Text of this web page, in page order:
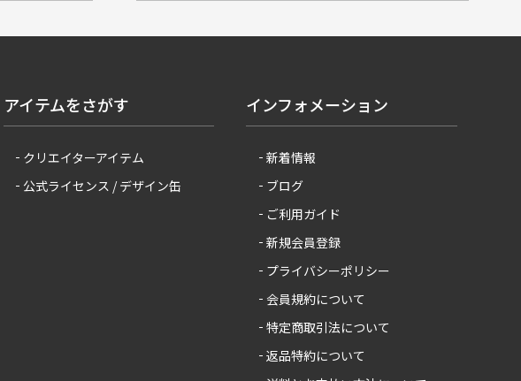
アイテムをさがす
クリエイターアイテム
公式ライセンス / デザイン缶
インフォメーション
新着情報
ブログ
ご利用ガイド
新規会員登録
プライバシーポリシー
会員規約について
特定商取引法について
返品特約について